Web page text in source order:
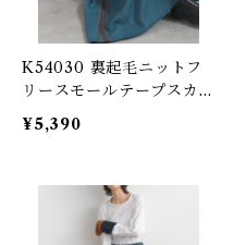
K54030 裏起毛ニットフ
リースモールテープスカー
ト / Brushed Knit Fleec
e Small Tape SkirtK54
¥5,390